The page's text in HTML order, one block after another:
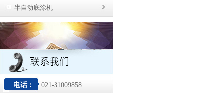
半自动底涂机
电话： 021-31009858